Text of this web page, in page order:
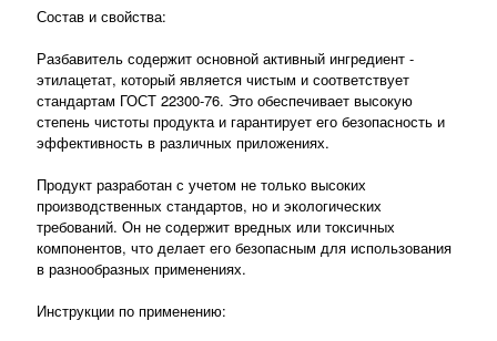
Состав и свойства:
Разбавитель содержит основной активный ингредиент -
этилацетат, который является чистым и соответствует
стандартам ГОСТ 22300-76. Это обеспечивает высокую
степень чистоты продукта и гарантирует его безопасность и
эффективность в различных приложениях.
Продукт разработан с учетом не только высоких
производственных стандартов, но и экологических
требований. Он не содержит вредных или токсичных
компонентов, что делает его безопасным для использования
в разнообразных применениях.
Инструкции по применению: